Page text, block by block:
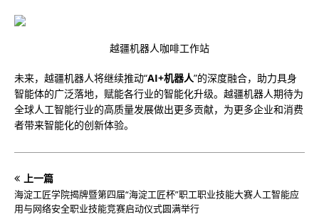
越疆机器人咖啡工作站
未来，越疆机器人将继续推动“AI+机器人”的深度融合，助力具身
智能体的广泛落地，赋能各行业的智能化升级。越疆机器人期待为
全球人工智能行业的高质量发展做出更多贡献，为更多企业和消费
者带来智能化的创新体验。
上一篇
海淀工匠学院揭牌暨第四届“海淀工匠杯”职工职业技能大赛人工智能应
用与网络安全职业技能竞赛启动仪式圆满举行